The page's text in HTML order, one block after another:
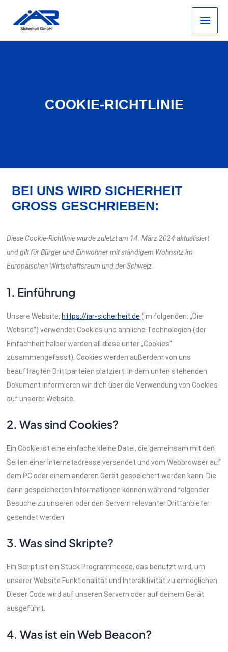
Inhalt
Main
COOKIE-RICHTLINIE
BEI UNS WIRD SICHERHEIT
GROSS GESCHRIEBEN:
Diese Cookie-Richtlinie wurde zuletzt am 14. März 2024 aktualisiert
und gilt für Bürger und Einwohner mit ständigem Wohnsitz im
Europäischen Wirtschaftsraum und der Schweiz.
1. Einführung
Unsere Website,https://iar-sicherheit.de (im folgenden: „Die
Website“) verwendet Cookies und ähnliche Technologien (der
Einfachheit halber werden all diese unter „Cookies“
zusammengefasst). Cookies werden außerdem von uns
beauftragten Drittparteien platziert. In dem unten stehenden
Dokument informieren wir dich über die Verwendung von Cookies
auf unserer Website.
2. Was sind Cookies?
Ein Cookie ist eine einfache kleine Datei, die gemeinsam mit den
Seiten einer Internetadresse versendet und vom Webbrowser auf
dem PC oder einem anderen Gerät gespeichert werden kann. Die
darin gespeicherten Informationen können während folgender
Besuche zu unseren oder den Servern relevanter Drittanbieter
gesendet werden.
3. Was sind Skripte?
Ein Script ist ein Stück Programmcode, das benutzt wird, um
unserer Website Funktionalität und Interaktivität zu ermöglichen.
Dieser Code wird auf unseren Servern oder auf deinem Gerät
ausgeführt.
4. Was ist ein Web Beacon?
service
elementor
service
google-
service
google-
service
google-
service
wordpress
service
sonstiges